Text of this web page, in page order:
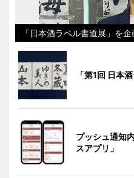
「日本酒ラベル書道展」を
「第1回 日本
プッシュ通知
スアプリ」